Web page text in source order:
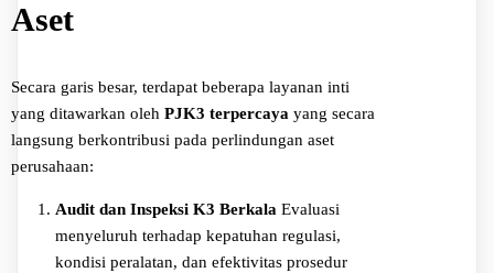
Aset
Secara garis besar, terdapat beberapa layanan inti
yang ditawarkan oleh PJK3 terpercaya yang secara
langsung berkontribusi pada perlindungan aset
perusahaan:
Audit dan Inspeksi K3 Berkala Evaluasi
menyeluruh terhadap kepatuhan regulasi,
kondisi peralatan, dan efektivitas prosedur